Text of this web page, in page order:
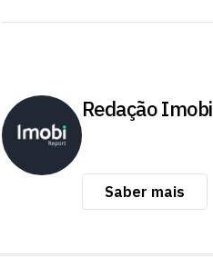
Redação Imobi
Saber mais